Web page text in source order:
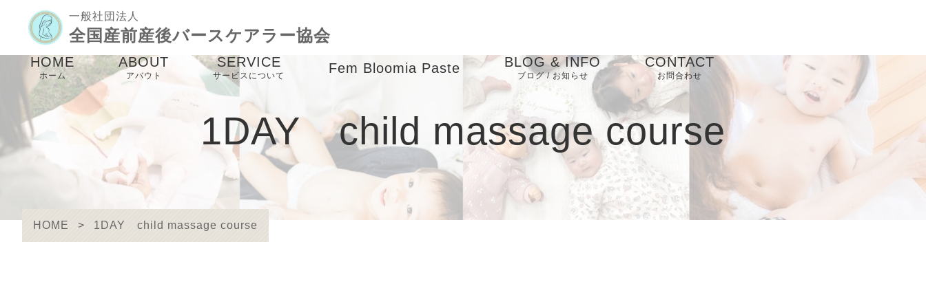
一般社団法人
全国産前産後バースケアラー協会
HOME
ホーム
ABOUT
アバウト
SERVICE
サービスについて
バースケアラー養成
講座
クター養成講座
child massage course
産前産後ケア事業
未来のパパママ事業
birthcare links
Fem Bloomia Paste BLOG & INFO
ブログ / お知らせ
お知らせ
ブログ
ピックアップ
メディア掲載
CONTACT
お問合わせ
1DAY child massage course
HOME > 1DAY child massage course